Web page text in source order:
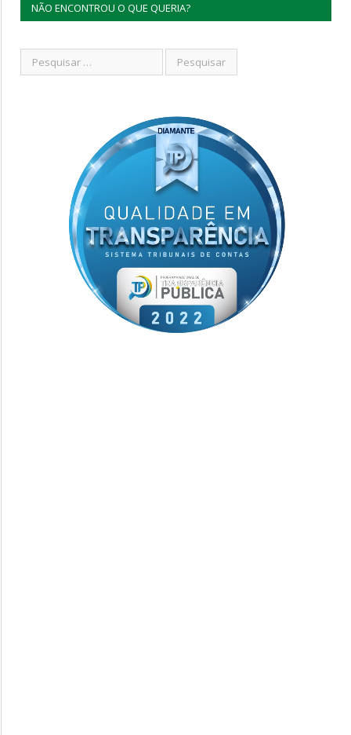
NÃO ENCONTROU O QUE QUERIA?